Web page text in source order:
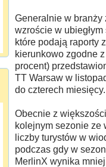
Generalnie w
wzroście w
które podają raporty
kierunkowo zgodne
procent)
TT Warsaw w
do czterech miesięcy.
Obecnie z
kolejnym sezonie ze
liczby turystów w
podczas gdy w
MerlinX wynika